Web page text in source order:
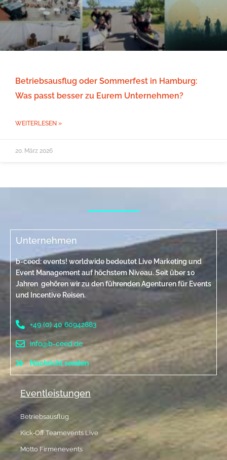
Betriebsausflug oder Sommerfest in Hamburg:
Was passt besser zu Eurem Unternehmen?
WEITERLESEN »
20. März 2026
Unternehmen
b-ceed: events! worldwide bedeutet Live Marketing und
Event Management auf höchstem Niveau. Seit über 10
Jahren gehören wir zu den führenden Agenturen für Events
und Incentive Reisen.
+49 (0) 40 60942883
info@b-ceed.de
Nachricht senden
Eventleistungen
Betriebsausflug
Kick-Off Teamevents Live
Motto Firmenevents